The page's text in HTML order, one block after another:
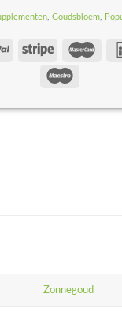
Goudsbloem
Zonnegoud